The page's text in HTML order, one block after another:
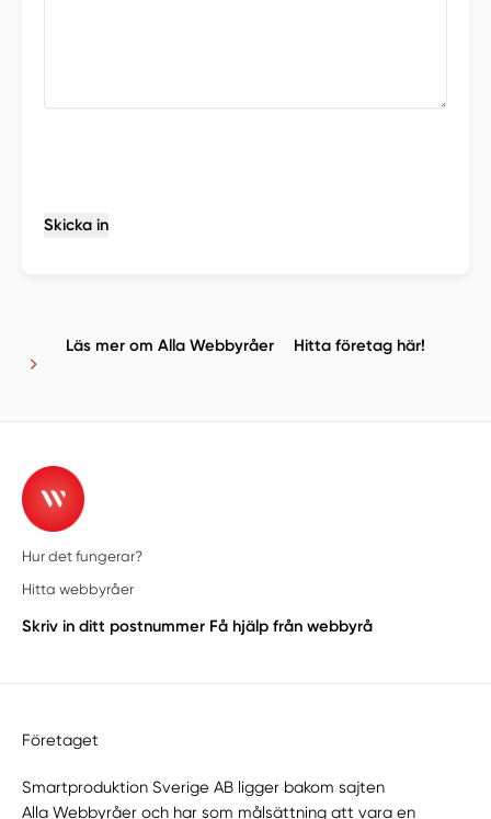
Skicka in
Läs mer om Alla Webbyråer Hitta företag här!
Hur det fungerar?
Hitta webbyråer
Skriv in ditt postnummer Få hjälp från webbyrå
Företaget
Smartproduktion Sverige AB ligger bakom sajten
Alla Webbyråer och har som målsättning att vara en